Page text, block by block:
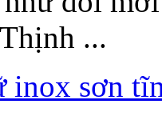
...
inox sơn